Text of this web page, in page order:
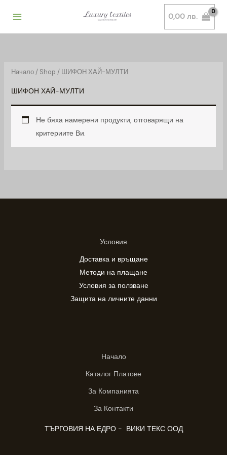
content
0,00лв.
Начало/ Shop / ШИФОН ХАЙ-МУЛТИ
ШИФОН ХАЙ-МУЛТИ
Не бяха намерени продукти, отговарящи на
критериите Ви.
Условия
Доставка и връщане
Методи на плащане
Условия за ползване
Защита на личните данни
Начало
Каталог Платове
За Компанията
За Контакти
ТЪРГОВИЯ НА ЕДРО - ВИКИ ТЕКС ООД